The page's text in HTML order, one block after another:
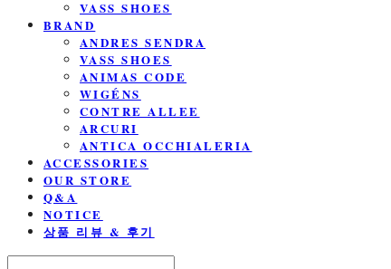
VASS SHOES
BRAND
ANDRES SENDRA
VASS SHOES
ANIMAS CODE
WIGÉNS
CONTRE ALLEE
ARCURI
ANTICA OCCHIALERIA
ACCESSORIES
OUR STORE
Q&A
NOTICE
상품 리뷰 & 후기